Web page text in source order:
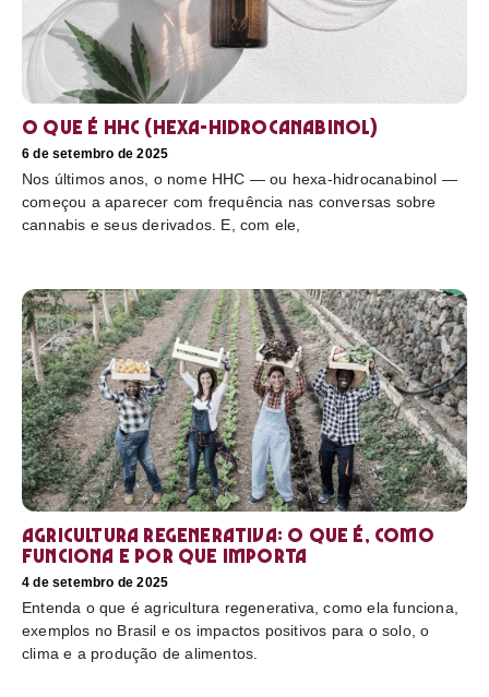
O que é HHC (hexa-hidrocanabinol)
6 de setembro de 2025
Nos últimos anos, o nome HHC — ou hexa-hidrocanabinol —
começou a aparecer com frequência nas conversas sobre
cannabis e seus derivados. E, com ele,
Agricultura regenerativa: o que é, como
funciona e por que importa
4 de setembro de 2025
Entenda o que é agricultura regenerativa, como ela funciona,
exemplos no Brasil e os impactos positivos para o solo, o
clima e a produção de alimentos.